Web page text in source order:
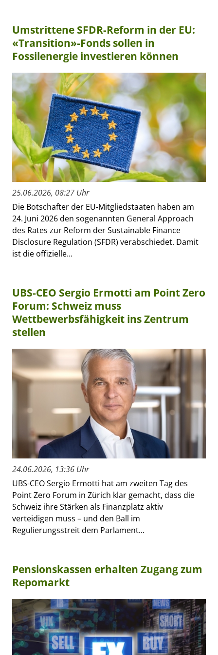
Umstrittene SFDR-Reform in der EU:
«Transition»-Fonds sollen in
Fossilenergie investieren können
25.06.2026, 08:27 Uhr
Die Botschafter der EU-Mitgliedstaaten haben am
24. Juni 2026 den sogenannten General Approach
des Rates zur Reform der Sustainable Finance
Disclosure Regulation (SFDR) verabschiedet. Damit
ist die offizielle...
UBS-CEO Sergio Ermotti am Point Zero
Forum: Schweiz muss
Wettbewerbsfähigkeit ins Zentrum
stellen
24.06.2026, 13:36 Uhr
UBS-CEO Sergio Ermotti hat am zweiten Tag des
Point Zero Forum in Zürich klar gemacht, dass die
Schweiz ihre Stärken als Finanzplatz aktiv
verteidigen muss – und den Ball im
Regulierungsstreit dem Parlament...
Pensionskassen erhalten Zugang zum
Repomarkt